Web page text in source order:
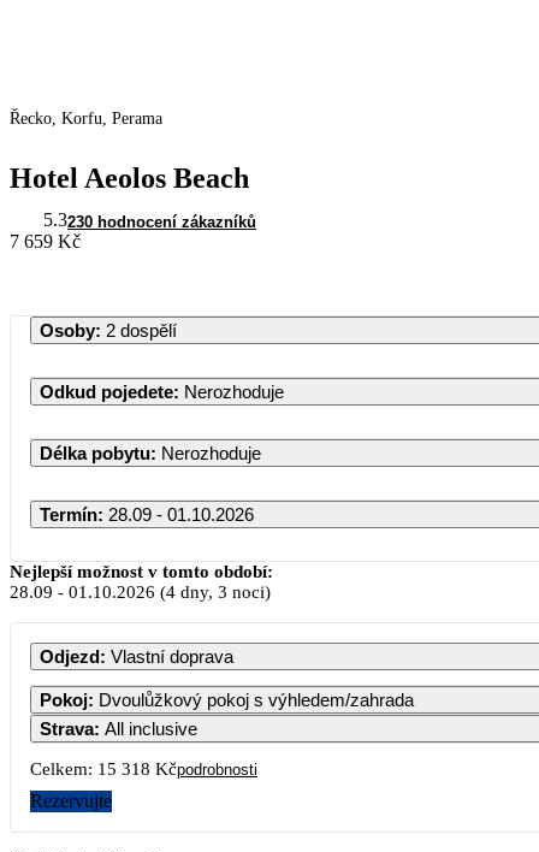
Řecko, Korfu, Perama
Hotel Aeolos Beach
5.3230 hodnocení zákazníků
7 659 Kč
Osoby: 2 dospělí
Odkud pojedete: Nerozhoduje
Délka pobytu: Nerozhoduje
Termín: 28.09 - 01.10.2026
Nejlepší možnost v tomto období:
28.09 - 01.10.2026 (4 dny, 3 noci)
Odjezd: Vlastní doprava
Pokoj: Dvoulůžkový pokoj s výhledem/zahrada
Strava: All inclusive
Celkem: 15 318 Kčpodrobnosti
Rezervujte